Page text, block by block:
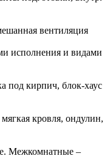
вентиляция
исполнения и видами
под кирпич, блок-хаус
кровля, ондулин,
Межкомнатные –